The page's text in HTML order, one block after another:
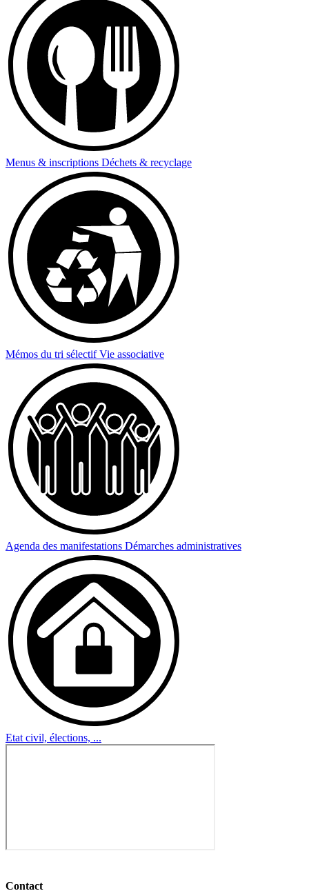
Menus & inscriptions Déchets & recyclage
Mémos du tri sélectif Vie associative
Agenda des manifestations Démarches administratives
Etat civil, élections, ...
Contact